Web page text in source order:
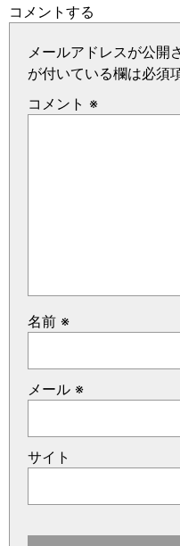
コメントする
メールアドレスが公開
が付いている欄は必須
コメント ※
名前 ※
メール ※
サイト